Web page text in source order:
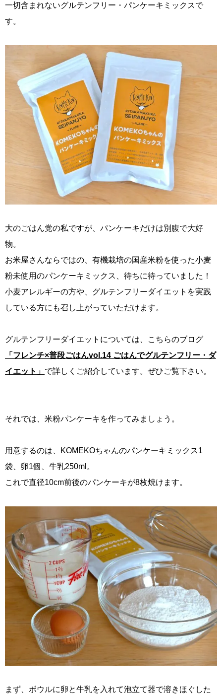
一切含まれないグルテンフリー・パンケーキミックスで
す。
大のごはん党の私ですが、パンケーキだけは別腹で大好
物。
お米屋さんならではの、有機栽培の国産米粉を使った小麦
粉未使用のパンケーキミックス、待ちに待っていました！
小麦アレルギーの方や、グルテンフリーダイエットを実践
している方にも召し上がっていただけます。
グルテンフリーダイエットについては、こちらのブログ
「フレンチ×普段ごはんvol.14 ごはんでグルテンフリー・ダ
イエット」 で詳しくご紹介しています。ぜひご覧下さい。
それでは、米粉パンケーキを作ってみましょう。
用意するのは、KOMEKOちゃんのパンケーキミックス1
袋、卵1個、牛乳250ml。
これで直径10cm前後のパンケーキが8枚焼けます。
まず、ボウルに卵と牛乳を入れて泡立て器で溶きほぐした